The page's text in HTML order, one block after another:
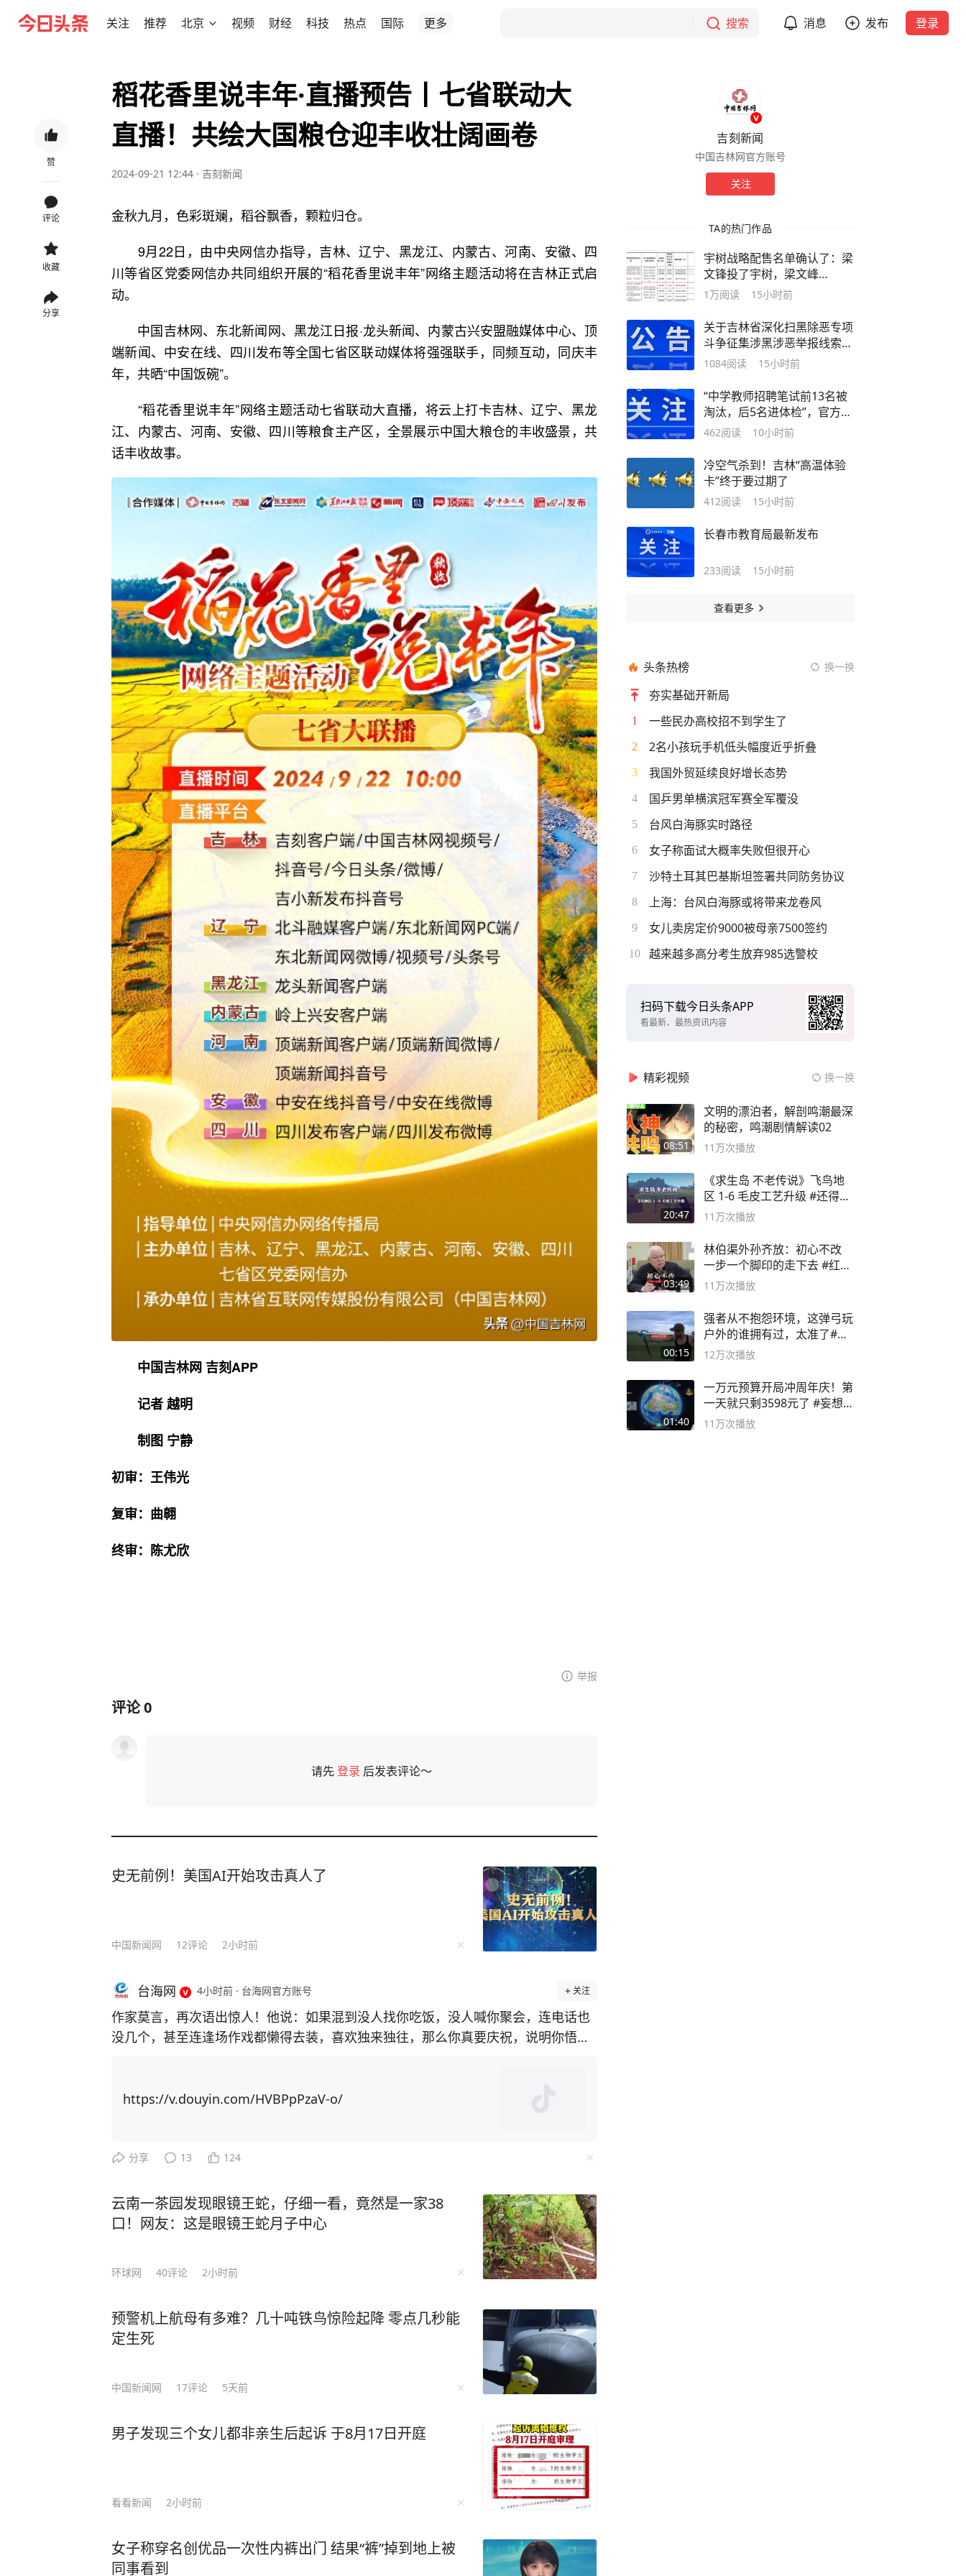
关注 推荐 北京 视频 财经 科技 热点 国际 更多 搜索 消息 发布 登录
赞
评论
收藏
分享
稻花香里说丰年·直播预告丨七省联动大
直播！共绘大国粮仓迎丰收壮阔画卷
2024-09-21 12:44 · 吉刻新闻
金秋九月，色彩斑斓，稻谷飘香，颗粒归仓。
9月22日，由中央网信办指导，吉林、辽宁、黑龙江、内蒙古、河南、安徽、四
川等省区党委网信办共同组织开展的“稻花香里说丰年”网络主题活动将在吉林正式启
动。
中国吉林网、东北新闻网、黑龙江日报·龙头新闻、内蒙古兴安盟融媒体中心、顶
端新闻、中安在线、四川发布等全国七省区联动媒体将强强联手，同频互动，同庆丰
年，共晒“中国饭碗”。
“稻花香里说丰年”网络主题活动七省联动大直播，将云上打卡吉林、辽宁、黑龙
江、内蒙古、河南、安徽、四川等粮食主产区，全景展示中国大粮仓的丰收盛景，共
话丰收故事。
中国吉林网 吉刻APP
记者 越明
制图 宁静
初审：王伟光
复审：曲翱
终审：陈尤欣
举报
评论0
请先登录 后发表评论～
史无前例！美国AI开始攻击真人了
中国新闻网 12评论 2小时前
台海网 4小时前 · 台海网官方账号 关注
作家莫言，再次语出惊人！他说：如果混到没人找你吃饭，没人喊你聚会，连电话也
没几个，甚至连逢场作戏都懒得去装，喜欢独来独往，那么你真要庆祝，说明你悟透
友全都找上门。有的人进门后，一张口就是求他办事，所求之事还特别令人为难，不
中的不快，迎客进门。但管的闲事多了，操的闲心多了，“委屈自己”的次数也就多
受。 经历了这些，年过半百的莫言对人生感悟更深，沉淀多年写下了《晚熟的人》一
书，书中一口气写了12个故事，每一个故事都是世间百态的缩影，细细品读绝对受益
声与消息提示音此起彼伏，似乎只有这样的热闹，才能证明自己在世界上的存在价
值。 然而，莫言却提出了一种截然不同的观点：“如果你混到没人找你吃饭，没人喊
这句话时只当是戏言，细品才知其中藏着生命的大智慧——“当热闹如潮水般退去，露
出的或许不是荒芜的滩涂，而是可以扎根的土地。” 真正的独处从来不是孤僻的遁
在小院，开始认真地倾听自己内心的声音。学会孤独，不要追求表面的繁忙。 是的，
越来越感觉到，当你强迫自己去参加一个并不喜欢的聚会，而自己却显得格格不入，
寂下来，不再被饭局、人情所绑架，才能腾空来，好好读一本好书，打磨一项技能，
有了喧嚣，却多了“质量”，你的生活中少了凑数的人，却多了“重量”。 平庸的人用热
闹填补空虚，优秀的人以独处成就自我。人生路漫漫，如果你不再为人际关系烦恼，
许三多，一个人独守军营半年，一个人扛起一个连，他渐渐在独处中明白，把每一件
平凡的小事做好，就是不平凡。 他一个人跑步，一个人修炼自己的内心与意志，也塑
https://v.douyin.com/HVBPpPzaV-o/
分享 13 124
云南一茶园发现眼镜王蛇，仔细一看，竟然是一家38
口！网友：这是眼镜王蛇月子中心
环球网 40评论 2小时前
预警机上航母有多难？几十吨铁鸟惊险起降 零点几秒能
定生死
中国新闻网 17评论 5天前
男子发现三个女儿都非亲生后起诉 于8月17日开庭
看看新闻 2小时前
女子称穿名创优品一次性内裤出门 结果“裤”掉到地上被
同事看到
吉刻新闻
中国吉林网官方账号
关注
TA的热门作品
宇树战略配售名单确认了：梁
文锋投了宇树，梁文峰
DeepSeek公司获配股数
元
1万阅读 15小时前
关于吉林省深化扫黑除恶专项
斗争征集涉黑涉恶举报线索的
公告
1084阅读 15小时前
“中学教师招聘笔试前13名被
淘汰，后5名进体检”，官方通
报：已叫停学校招聘工作，成
462阅读 10小时前
冷空气杀到！吉林“高温体验
卡”终于要过期了
412阅读 15小时前
长春市教育局最新发布
233阅读 15小时前
查看更多
头条热榜 换一换
夯实基础开新局
1 一些民办高校招不到学生了
2 2名小孩玩手机低头幅度近乎折叠
3 我国外贸延续良好增长态势
4 国乒男单横滨冠军赛全军覆没
5 台风白海豚实时路径
6 女子称面试大概率失败但很开心
7 沙特土耳其巴基斯坦签署共同防务协议
8 上海：台风白海豚或将带来龙卷风
9 女儿卖房定价9000被母亲7500签约
10 越来越多高分考生放弃985选警校
扫码下载今日头条APP
看最新、最热资讯内容
精彩视频 换一换
08:51
文明的漂泊者，解剖鸣潮最深
的秘密，鸣潮剧情解读02
11万次播放
20:47
《求生岛 不老传说》飞鸟地
区 1-6 毛皮工艺升级 #还得是
主机大作
11万次播放
03:49
林伯渠外孙齐放：初心不改
一步一个脚印的走下去 #红船
论坛
11万次播放
00:15
强者从不抱怨环境，这弹弓玩
户外的谁拥有过，太准了#弹
弓#户外
12万次播放
01:40
一万元预算开局冲周年庆！第
一天就只剩3598元了 #妄想山
海
11万次播放